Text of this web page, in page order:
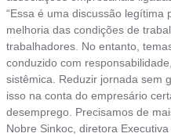
“Essa é uma discussão legítima
melhoria das condições de
trabalhadores. No entanto,
conduzido com
sistêmica. Reduzir jornada sem
isso na conta do empresário
desemprego. Precisamos de
Nobre Sinkoc, diretora